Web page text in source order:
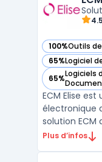
applications
4.5
100%Outils
— voir ECM
65%Logiciel
— voir ECM
65%Logiciels
— voir ECM
ECM Elise
électronique
solution
Plus d’infos